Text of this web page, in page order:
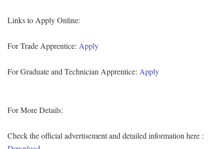
Links to Apply Online:
For Trade Apprentice: Apply
For Graduate and Technician Apprentice: Apply
For More Details:
Check the official advertisement and detailed information here :